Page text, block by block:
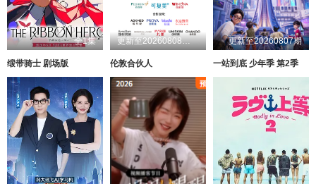
全1集
缎带骑士 剧场版
更新至20260808第1期
伦敦合伙人
更新至20260807期
一站到底 少年季 第2季